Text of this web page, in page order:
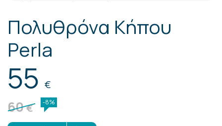
Πολυθρόνα Κήπου
Perla
55 €
60€ -8%